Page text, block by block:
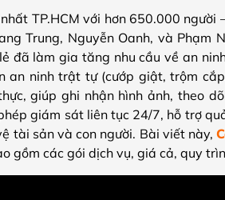
TP.HCM với hơn 650.000
Trung, Nguyễn Oanh, và
đã làm gia tăng nhu cầu về an
an ninh trật tự (cướp giật, trộm
giúp ghi nhận hình ảnh, theo
giám sát liên tục 24/7, hỗ trợ
tài sản và con người. Bài viết này,
gồm các gói dịch vụ, giá cả, quy